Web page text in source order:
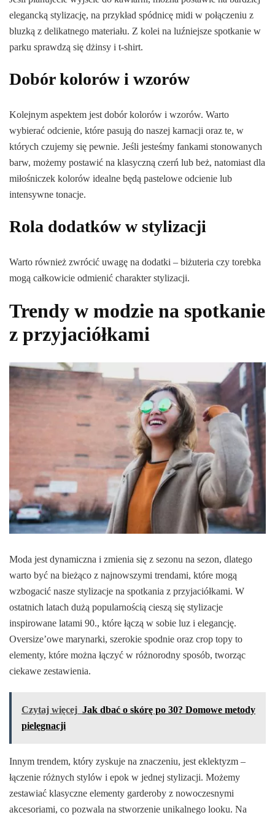
elegancką stylizację, na przykład spódnicę midi w połączeniu z
bluzką z delikatnego materiału. Z kolei na luźniejsze spotkanie w
parku sprawdzą się dżinsy i t-shirt.
Dobór kolorów i wzorów
Kolejnym aspektem jest dobór kolorów i wzorów. Warto
wybierać odcienie, które pasują do naszej karnacji oraz te, w
których czujemy się pewnie. Jeśli jesteśmy fankami stonowanych
barw, możemy postawić na klasyczną czerń lub beż, natomiast dla
miłośniczek kolorów idealne będą pastelowe odcienie lub
intensywne tonacje.
Rola dodatków w stylizacji
Warto również zwrócić uwagę na dodatki – biżuteria czy torebka
mogą całkowicie odmienić charakter stylizacji.
Trendy w modzie na spotkanie
z przyjaciółkami
Moda jest dynamiczna i zmienia się z sezonu na sezon, dlatego
warto być na bieżąco z najnowszymi trendami, które mogą
wzbogacić nasze stylizacje na spotkania z przyjaciółkami. W
ostatnich latach dużą popularnością cieszą się stylizacje
inspirowane latami 90., które łączą w sobie luz i elegancję.
Oversize’owe marynarki, szerokie spodnie oraz crop topy to
elementy, które można łączyć w różnorodny sposób, tworząc
ciekawe zestawienia.
Czytaj więcej Jak dbać o skórę po 30? Domowe metody
pielęgnacji
Innym trendem, który zyskuje na znaczeniu, jest eklektyzm –
łączenie różnych stylów i epok w jednej stylizacji. Możemy
zestawiać klasyczne elementy garderoby z nowoczesnymi
akcesoriami, co pozwala na stworzenie unikalnego looku. Na